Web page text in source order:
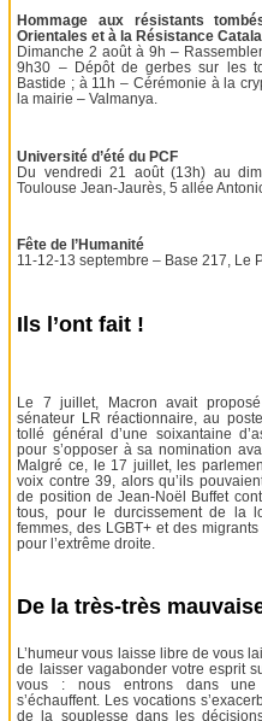
Hommage aux résistants
Orientales et à la Résistance
Dimanche 2 août à 9h –
9h30 – Dépôt de gerbes sur les
Bastide ; à 11h – Cérémonie à la
la mairie – Valmanya.
Université d’été du PCF
Du vendredi 21 août (13h) au
Toulouse Jean-Jaurès, 5 allée
Fête de l’Humanité
11-12-13 septembre – Base 217, Le
Ils l’ont fait !
Le 7 juillet, Macron avait
sénateur LR réactionnaire, au
tollé général d’une soixantaine
pour s’opposer à sa nomination
Malgré ce, le 17 juillet, les
voix contre 39, alors qu’ils
de position de Jean-Noël Buffet
tous, pour le durcissement de la
femmes, des LGBT+ et des
pour l’extrême droite.
De la très-très
L’humeur vous laisse libre de vous
de laisser vagabonder votre esprit
vous : nous entrons dans une
s’échauffent. Les vocations
de la souplesse dans les